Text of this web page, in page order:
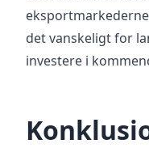
det vanskeligt for
investere i